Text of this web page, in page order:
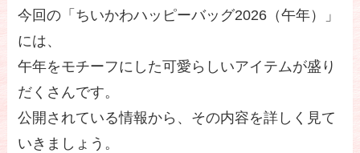
今回の「ちいかわハッピーバッグ2026（午年）」
には、
午年をモチーフにした可愛らしいアイテムが盛り
だくさんです。
公開されている情報から、その内容を詳しく見て
いきましょう。